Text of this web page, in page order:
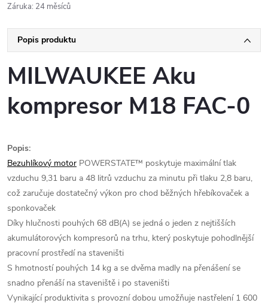
Záruka: 24 měsíců
Popis produktu
MILWAUKEE Aku
kompresor M18 FAC-0
Popis:
Bezuhlíkový motor POWERSTATE™ poskytuje maximální tlak
vzduchu 9,31 baru a 48 litrů vzduchu za minutu při tlaku 2,8 baru,
což zaručuje dostatečný výkon pro chod běžných hřebíkovaček a
sponkovaček
Díky hlučnosti pouhých 68 dB(A) se jedná o jeden z nejtišších
akumulátorových kompresorů na trhu, který poskytuje pohodlnější
pracovní prostředí na staveništi
S hmotností pouhých 14 kg a se dvěma madly na přenášení se
snadno přenáší na staveniště i po staveništi
Vynikající produktivita s provozní dobou umožňuje nastřelení 1 600